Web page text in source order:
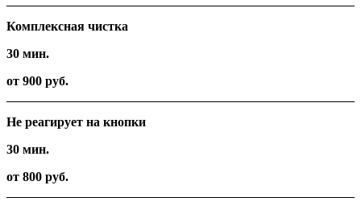
Комплексная чистка
30 мин.
от 900 руб.
Не реагирует на кнопки
30 мин.
от 800 руб.